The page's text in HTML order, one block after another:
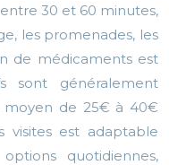
30 et 60 minutes,
les promenades, les
de médicaments est
sont généralement
moyen de 25€ à 40€
visites est adaptable
quotidiennes,